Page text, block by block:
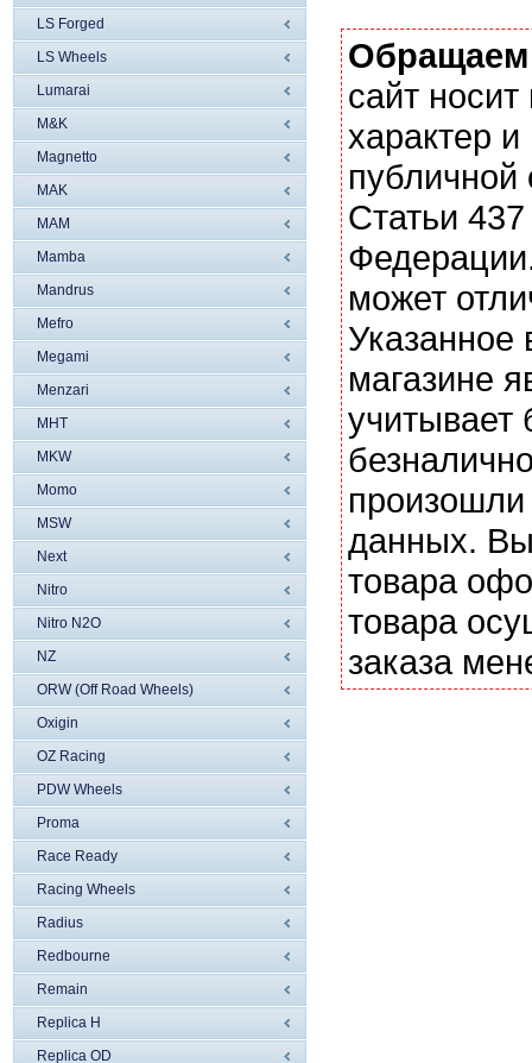
LS Forged
LS Wheels
Lumarai
M&K
Magnetto
MAK
MAM
Mamba
Mandrus
Mefro
Megami
Menzari
MHT
MKW
Momo
MSW
Next
Nitro
Nitro N2O
NZ
ORW (Off Road Wheels)
Oxigin
OZ Racing
PDW Wheels
Proma
Race Ready
Racing Wheels
Radius
Redbourne
Remain
Replica H
Replica OD
сайт
характер
Статьи
может
магазине
учитывает
данных. Вы
товара
товара
заказа